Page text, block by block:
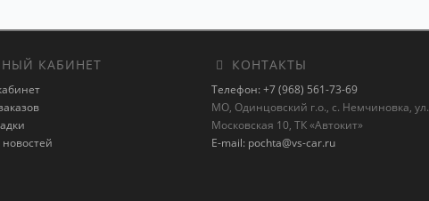
КАБИНЕТ КОНТАКТЫ
Телефон: +7 (968) 561-73-69
МО, Одинцовский г.о., с. Немчиновка, ул.
Московская 10, ТК «Автокит»
E-mail: pochta@vs-car.ru